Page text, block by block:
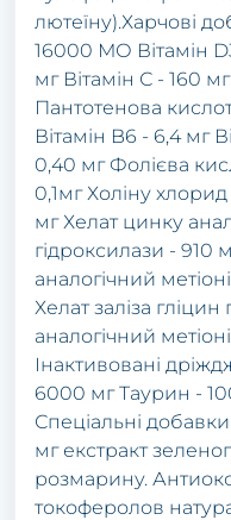
лютеїну).Харчові
16000 МО Вітамін
мг Вітамін С - 160
Пантотенова
Вітамін B6 - 6,4 мг
0,40 мг Фолієва
0,1мг Холіну
мг Хелат цинку
гідроксилази - 910
аналогічний
Хелат заліза гліцин
аналогічний
Інактивовані
6000 мг Таурин -
Спеціальні
мг екстракт
розмарину.
токоферолов